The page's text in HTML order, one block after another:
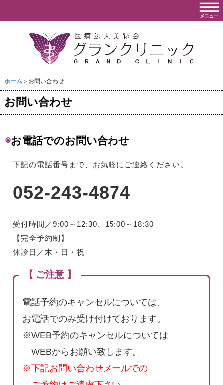
ホーム＞お問い合わせ
お問い合わせ
◉お電話でのお問い合わせ
下記の電話番号まで、お気軽にご連絡ください。
052-243-4874
受付時間／9:00～12:30、15:00～18:30
【完全予約制】
休診日／木・日・祝
【 ご注意 】
電話予約のキャンセルについては、
お電話でのみ受け付けております。
※WEB予約のキャンセルについては
WEBからお願い致します。
※下記お問い合わせメールでの